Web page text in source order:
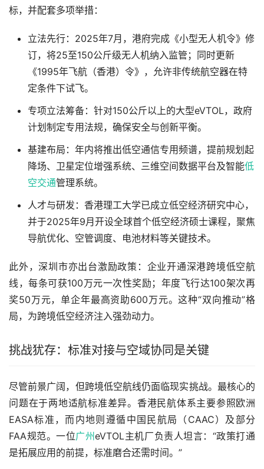
标，并配套多项举措：
立法先行：2025年7月，港府完成《小型无人机令》修
订，将25至150公斤级无人机纳入监管；同时更新
《1995年飞航（香港）令》，允许非传统航空器在特
定条件下试飞。
专项立法筹备：针对150公斤以上的大型eVTOL，政府
计划制定专用法规，确保安全与创新平衡。
基建布局：年内将推出低空通信专用频谱，提前规划起
降场、卫星定位增强系统、三维空间数据平台及智能低
空交通管理系统。
人才与研发：香港理工大学已成立低空经济研究中心，
并于2025年9月开设全球首个低空经济硕士课程，聚焦
导航优化、空管调度、电池材料等关键技术。
此外，深圳市亦出台激励政策：企业开通深港跨境低空航
线，每条可获100万元一次性奖励；年度飞行达100架次再
奖50万元，单企年最高资助600万元。这种“双向推动”格
局，为跨境低空经济注入强劲动力。
挑战犹存：标准对接与空域协同是关键
尽管前景广阔，但跨境低空航线仍面临现实挑战。最核心的
问题在于两地适航标准差异。香港民航体系主要参照欧洲
EASA标准，而内地则遵循中国民航局（CAAC）及部分
FAA规范。一位广州eVTOL主机厂负责人坦言：“政策打通
是拓展应用的前提，标准磨合还需时间。”